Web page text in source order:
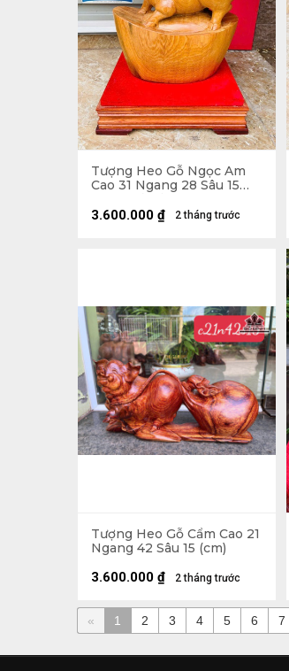
Tượng Heo Gỗ Ngọc Am
Cao 31 Ngang 28 Sâu 15
2 tháng trước
3.600.000 ₫
Tượng Heo Gỗ Cẩm Cao 21
Ngang 42 Sâu 15 (cm)
2 tháng trước
3.600.000 ₫
« 1 2 3 4 5 6 7